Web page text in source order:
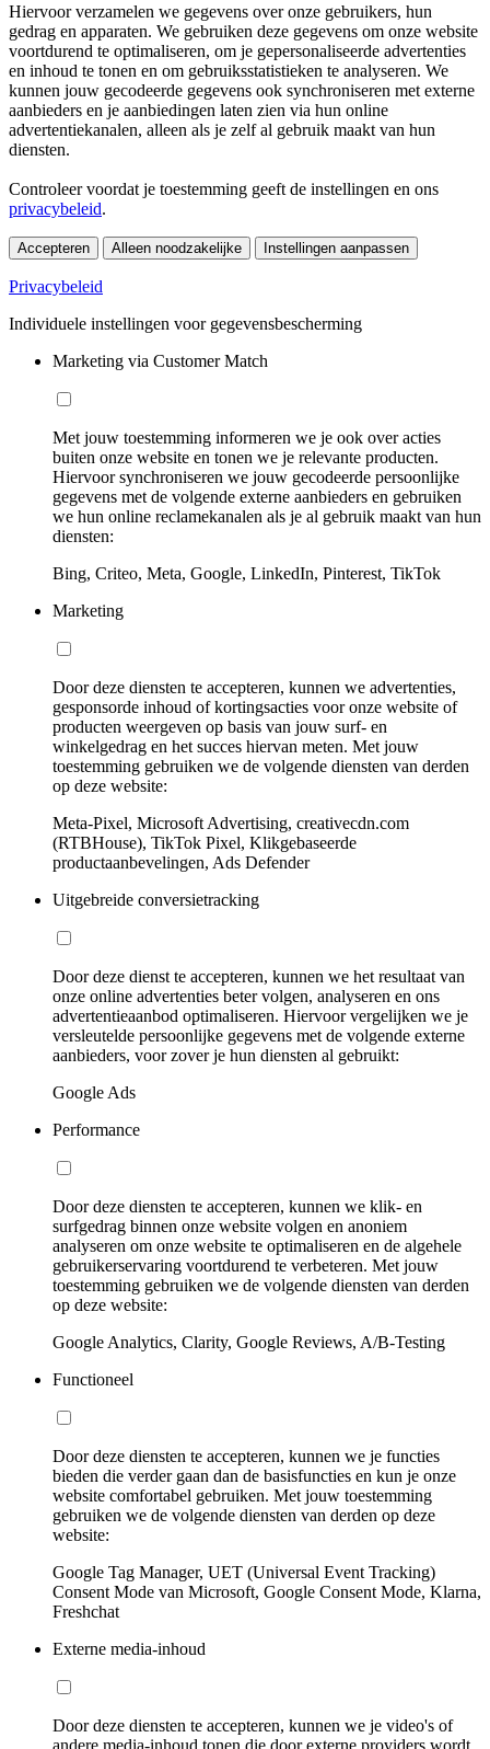
Hiervoor verzamelen we gegevens over onze gebruikers, hun
gedrag en apparaten. We gebruiken deze gegevens om onze website
voortdurend te optimaliseren, om je gepersonaliseerde advertenties
en inhoud te tonen en om gebruiksstatistieken te analyseren. We
kunnen jouw gecodeerde gegevens ook synchroniseren met externe
aanbieders en je aanbiedingen laten zien via hun online
advertentiekanalen, alleen als je zelf al gebruik maakt van hun
diensten.
Controleer voordat je toestemming geeft de instellingen en ons
privacybeleid.
Accepteren Alleen noodzakelijke Instellingen aanpassen
Privacybeleid
Individuele instellingen voor gegevensbescherming
Marketing via Customer Match
Met jouw toestemming informeren we je ook over acties
buiten onze website en tonen we je relevante producten.
Hiervoor synchroniseren we jouw gecodeerde persoonlijke
gegevens met de volgende externe aanbieders en gebruiken
we hun online reclamekanalen als je al gebruik maakt van hun
diensten:
Bing, Criteo, Meta, Google, LinkedIn, Pinterest, TikTok
Marketing
Door deze diensten te accepteren, kunnen we advertenties,
gesponsorde inhoud of kortingsacties voor onze website of
producten weergeven op basis van jouw surf- en
winkelgedrag en het succes hiervan meten. Met jouw
toestemming gebruiken we de volgende diensten van derden
op deze website:
Meta-Pixel, Microsoft Advertising, creativecdn.com
(RTBHouse), TikTok Pixel, Klikgebaseerde
productaanbevelingen, Ads Defender
Uitgebreide conversietracking
Door deze dienst te accepteren, kunnen we het resultaat van
onze online advertenties beter volgen, analyseren en ons
advertentieaanbod optimaliseren. Hiervoor vergelijken we je
versleutelde persoonlijke gegevens met de volgende externe
aanbieders, voor zover je hun diensten al gebruikt:
Google Ads
Performance
Door deze diensten te accepteren, kunnen we klik- en
surfgedrag binnen onze website volgen en anoniem
analyseren om onze website te optimaliseren en de algehele
gebruikerservaring voortdurend te verbeteren. Met jouw
toestemming gebruiken we de volgende diensten van derden
op deze website:
Google Analytics, Clarity, Google Reviews, A/B-Testing
Functioneel
Door deze diensten te accepteren, kunnen we je functies
bieden die verder gaan dan de basisfuncties en kun je onze
website comfortabel gebruiken. Met jouw toestemming
gebruiken we de volgende diensten van derden op deze
website:
Google Tag Manager, UET (Universal Event Tracking)
Consent Mode van Microsoft, Google Consent Mode, Klarna,
Freshchat
Externe media-inhoud
Door deze diensten te accepteren, kunnen we je video's of
andere media-inhoud tonen die door externe providers wordt